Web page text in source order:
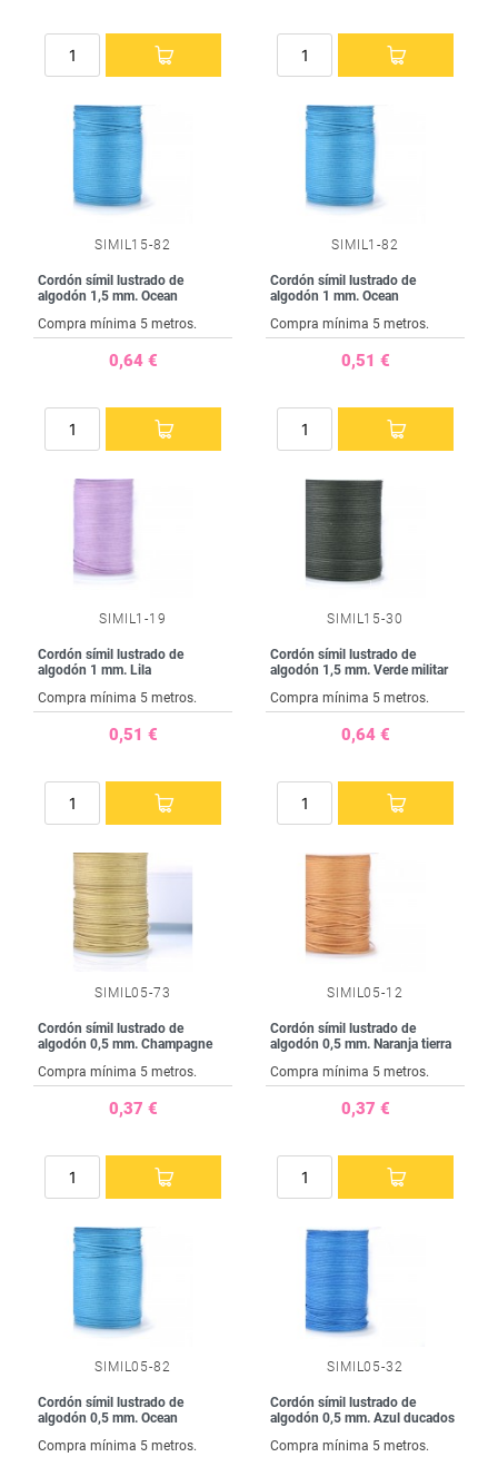
SIMIL15-82
Cordón símil lustrado de
algodón 1,5 mm. Ocean
Compra mínima 5 metros.
0,64 €
SIMIL1-82
Cordón símil lustrado de
algodón 1 mm. Ocean
Compra mínima 5 metros.
0,51 €
SIMIL1-19
Cordón símil lustrado de
algodón 1 mm. Lila
Compra mínima 5 metros.
0,51 €
SIMIL15-30
Cordón símil lustrado de
algodón 1,5 mm. Verde militar
Compra mínima 5 metros.
0,64 €
SIMIL05-73
Cordón símil lustrado de
algodón 0,5 mm. Champagne
Compra mínima 5 metros.
0,37 €
SIMIL05-12
Cordón símil lustrado de
algodón 0,5 mm. Naranja tierra
Compra mínima 5 metros.
0,37 €
SIMIL05-82
Cordón símil lustrado de
algodón 0,5 mm. Ocean
Compra mínima 5 metros.
SIMIL05-32
Cordón símil lustrado de
algodón 0,5 mm. Azul ducados
Compra mínima 5 metros.